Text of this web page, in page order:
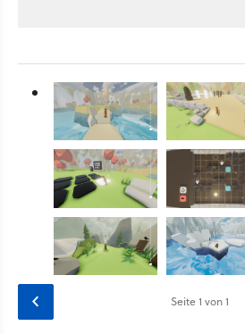
Seite1 von 1